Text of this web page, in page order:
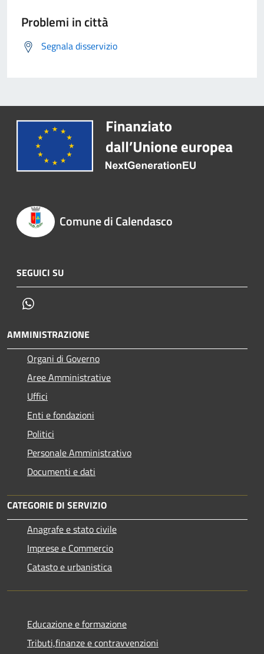
Problemi in città
Segnala disservizio
Comune di Calendasco
SEGUICI SU
AMMINISTRAZIONE
Organi di Governo
Aree Amministrative
Uffici
Enti e fondazioni
Politici
Personale Amministrativo
Documenti e dati
CATEGORIE DI SERVIZIO
Anagrafe e stato civile
Imprese e Commercio
Catasto e urbanistica
Educazione e formazione
Tributi,finanze e contravvenzioni